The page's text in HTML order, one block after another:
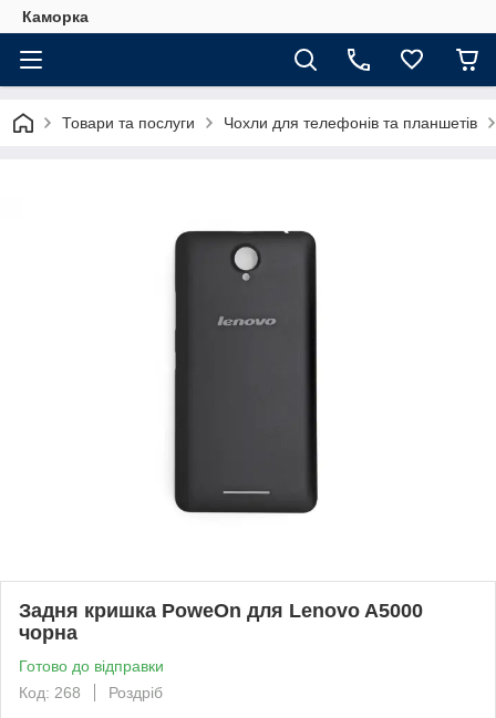
Каморка
Товари та послуги Чохли для телефонів та планшетів
Задня кришка PoweOn для Lenovo A5000
чорна
Готово до відправки
Код: 268
Роздріб